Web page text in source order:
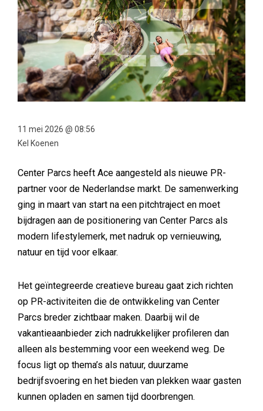
11 mei 2026 @ 08:56
Kel Koenen
Center Parcs heeft Ace aangesteld als nieuwe PR-
partner voor de Nederlandse markt. De samenwerking
ging in maart van start na een pitchtraject en moet
bijdragen aan de positionering van Center Parcs als
modern lifestylemerk, met nadruk op vernieuwing,
natuur en tijd voor elkaar.
Het geïntegreerde creatieve bureau gaat zich richten
op PR-activiteiten die de ontwikkeling van Center
Parcs breder zichtbaar maken. Daarbij wil de
vakantieaanbieder zich nadrukkelijker profileren dan
alleen als bestemming voor een weekend weg. De
focus ligt op thema’s als natuur, duurzame
bedrijfsvoering en het bieden van plekken waar gasten
kunnen opladen en samen tijd doorbrengen.